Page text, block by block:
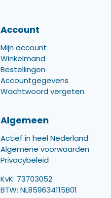
Account
Mijn account
Winkelmand
Bestellingen
Accountgegevens
Wachtwoord vergeten
Algemeen
Actief in heel Nederland
Algemene voorwaarden
Privacybeleid
KvK: 73703052
BTW: NL859634115B01